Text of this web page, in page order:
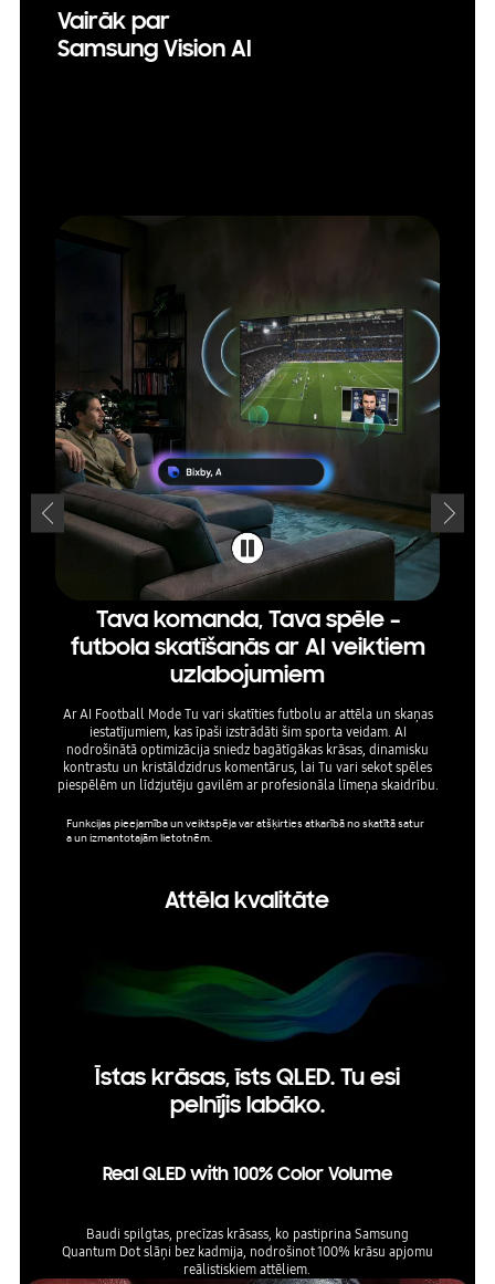
Vairāk par
Samsung Vision AI
Tava komanda, Tava spēle –
futbola skatīšanās ar AI veiktiem
uzlabojumiem
Ar AI Football Mode Tu vari skatīties futbolu ar attēla un skaņas
iestatījumiem, kas īpaši izstrādāti šim sporta veidam. AI
nodrošinātā optimizācija sniedz bagātīgākas krāsas, dinamisku
kontrastu un kristāldzidrus komentārus, lai Tu vari sekot spēles
piespēlēm un līdzjutēju gavilēm ar profesionāla līmeņa skaidrību.
Funkcijas pieejamība un veiktspēja var atšķirties atkarībā no skatītā satur
a un izmantotajām lietotnēm.
Attēla kvalitāte
Īstas krāsas, īsts QLED. Tu esi
pelnījis labāko.
Real QLED with 100% Color Volume
Baudi spilgtas, precīzas krāsass, ko pastiprina Samsung
Quantum Dot slāņi bez kadmija, nodrošinot 100% krāsu apjomu
reālistiskiem attēliem.